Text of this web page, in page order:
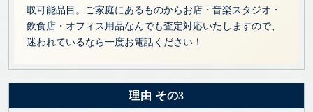
取可能品目。ご家庭にあるものからお店・音楽スタジオ・
飲食店・オフィス用品なんでも査定対応いたしますので、
迷われているなら一度お電話ください！
理由 その3